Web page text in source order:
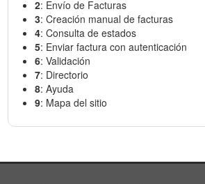
2: Envío de Facturas
3: Creación manual de facturas
4: Consulta de estados
5: Enviar factura con autenticación
6: Validación
7: Directorio
8: Ayuda
9: Mapa del sitio